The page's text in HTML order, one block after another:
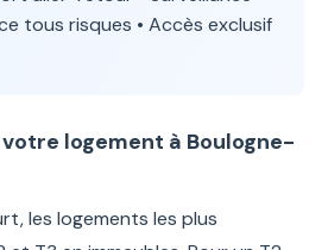
tous risques • Accès exclusif
logement à Boulogne-
les logements les plus